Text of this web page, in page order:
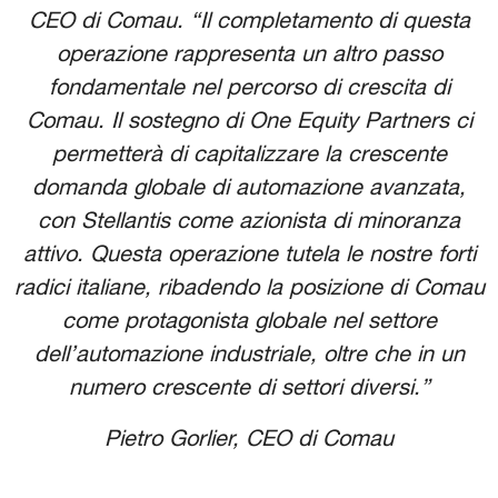
CEO di Comau. “Il completamento di questa
operazione rappresenta un altro passo
fondamentale nel percorso di crescita di
Comau. Il sostegno di One Equity Partners ci
permetterà di capitalizzare la crescente
domanda globale di automazione avanzata,
con Stellantis come azionista di minoranza
attivo. Questa operazione tutela le nostre forti
radici italiane, ribadendo la posizione di Comau
come protagonista globale nel settore
dell’automazione industriale, oltre che in un
numero crescente di settori diversi.”
Pietro Gorlier, CEO di Comau